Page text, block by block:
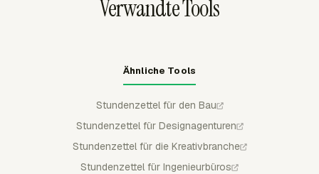
Verwandte Tools
Ähnliche Tools
Stundenzettel für den Bau
Stundenzettel für Designagenturen
Stundenzettel für die Kreativbranche
Stundenzettel für Ingenieurbüros